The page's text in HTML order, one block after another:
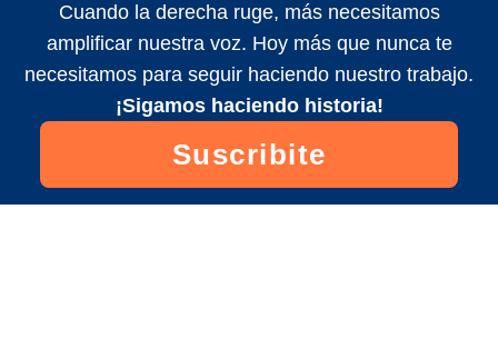
Cuando la derecha ruge, más necesitamos
amplificar nuestra voz. Hoy más que nunca te
necesitamos para seguir haciendo nuestro trabajo.
¡Sigamos haciendo historia!
Suscribite